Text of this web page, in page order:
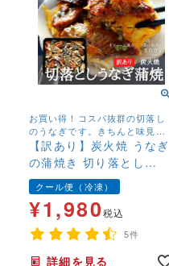
お買い得！コスパ抜群の切落し
のうなぎです。きちんと味見を
して、コレ！というものを厳選
しております。
【訳あり】炭火焼 うなぎ
の蒲焼き 切り落とし
500g 刻み きざみ カ
ット済 ご自宅用 お買
い得 ウナギ 鰻 中国
産 冷凍便
クール便（冷凍）
¥1,980税込
5件
詳細を見る